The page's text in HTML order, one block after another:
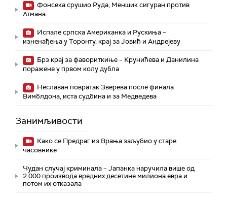
Фонсека срушио Руда, Меншик сигуран против
Атмана
Испале српска Американка и Рускиња –
изненађења у Торонту, крај за Јовић и Андрејеву
Брз крај за фавориткиње – Крунићева и Данилина
поражене у првом колу дубла
Неславан повратак Зверева после финала
Вимблдона, иста судбина и за Медведева
Занимљивости
Како се Предраг из Врања заљубио у старе
часовнике
Чудан случај криминала – Јапанка наручила више од
2.000 производа вредних десетине милиона евра и
потом их отказала